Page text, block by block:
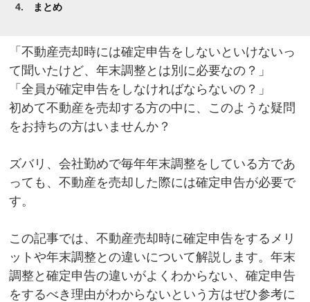
まとめ
「不動産売却時には確定申告をしないといけないっ
て聞いたけど、年末調整とは別に必要なの？」
「全員が確定申告をしなければならないの？」
初めて不動産を売却する方の中に、このような疑問
をお持ちの方はいませんか？
ズバリ、会社勤めで毎年年末調整をしている方であ
っても、不動産を売却した際には確定申告が必要で
す。
この記事では、不動産売却時に確定申告をするメリ
ットや年末調整との違いについて解説します。年末
調整と確定申告の違いがよくわからない、確定申告
をするべき理由がわからないという方はぜひ参考に